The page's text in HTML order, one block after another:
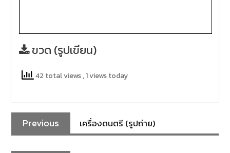
ขวด (รูปเขียน)
42 total views, 1 views today
Previous เครื่องดนตรี (รูปถ่าย)